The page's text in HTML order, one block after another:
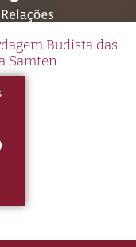
Budista das
Samten